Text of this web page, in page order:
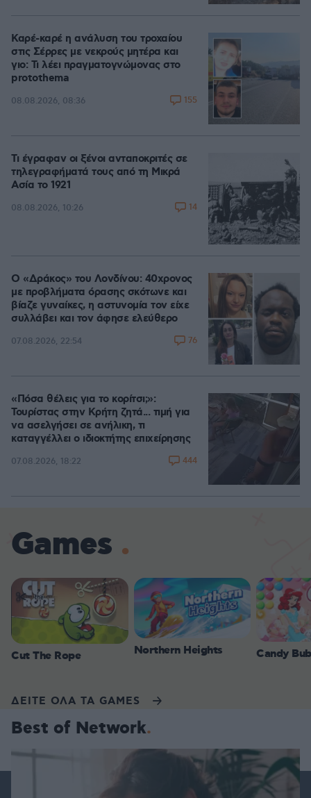
Καρέ-καρέ η ανάλυση του τροχαίου
στις Σέρρες με νεκρούς μητέρα και
γιο: Τι λέει πραγματογνώμονας στο
protothema
08.08.2026, 08:36 155
Τι έγραφαν οι ξένοι ανταποκριτές σε
τηλεγραφήματά τους από τη Μικρά
Ασία το 1921
08.08.2026, 10:26 14
Ο «Δράκος» του Λονδίνου: 40χρονος
με προβλήματα όρασης σκότωνε και
βίαζε γυναίκες, η αστυνομία τον είχε
συλλάβει και τον άφησε ελεύθερο
07.08.2026, 22:54 76
«Πόσα θέλεις για το κορίτσι;»:
Τουρίστας στην Κρήτη ζητά... τιμή για
να ασελγήσει σε ανήλικη, τι
καταγγέλλει ο ιδιοκτήτης επιχείρησης
07.08.2026, 18:22 444
Games
Cut The Rope Northern Heights Candy
ΔΕΙΤΕ ΟΛΑ ΤΑ GAMES
Best of Network